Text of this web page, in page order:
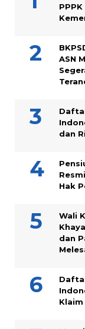
ASN
dan
Hak
Wali
dan
Klaim